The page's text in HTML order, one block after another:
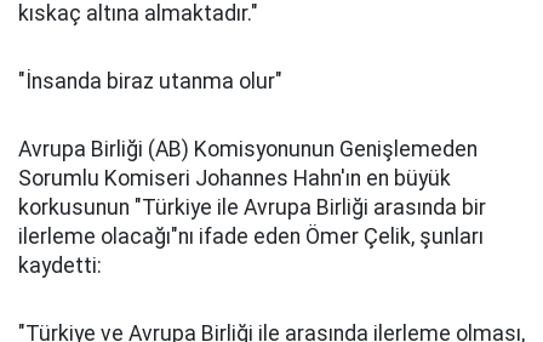
kıskaç altına almaktadır."
"İnsanda biraz utanma olur"
Avrupa Birliği (AB) Komisyonunun Genişlemeden
Sorumlu Komiseri Johannes Hahn'ın en büyük
korkusunun "Türkiye ile Avrupa Birliği arasında bir
ilerleme olacağı"nı ifade eden Ömer Çelik, şunları
kaydetti:
"Türkiye ve Avrupa Birliği ile arasında ilerleme olması,